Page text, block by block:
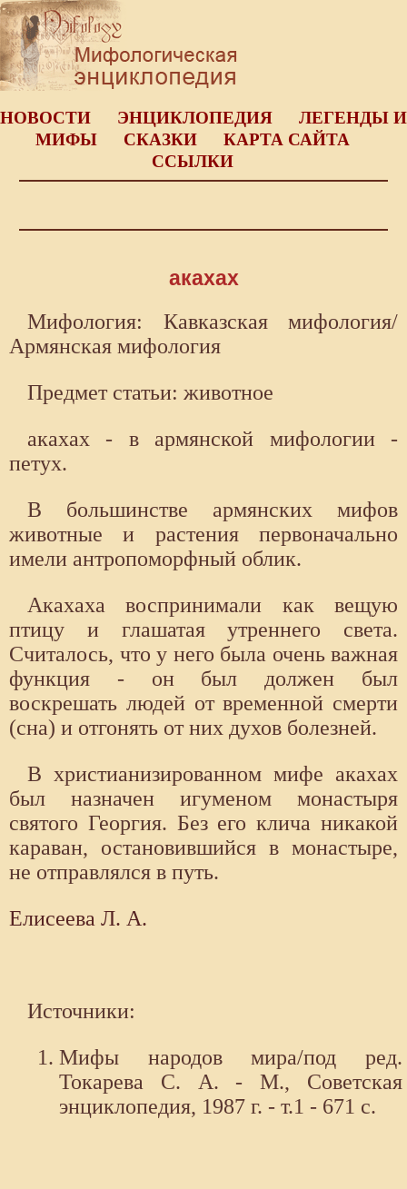
НОВОСТИ ЭНЦИКЛОПЕДИЯ
ЛЕГЕНДЫ И
МИФЫ
СКАЗКИ
КАРТА САЙТА
ССЫЛКИ
акахах
Мифология: Кавказская мифология/
Армянская мифология
Предмет статьи: животное
акахах - в армянской мифологии -
петух.
В большинстве армянских мифов
животные и растения первоначально
имели антропоморфный облик.
Акахаха воспринимали как вещую
птицу и глашатая утреннего света.
Считалось, что у него была очень важная
функция - он был должен был
воскрешать людей от временной смерти
(сна) и отгонять от них духов болезней.
В христианизированном мифе акахах
был назначен игуменом монастыря
святого Георгия. Без его клича никакой
караван, остановившийся в монастыре,
не отправлялся в путь.
Елисеева Л. А.
Источники:
Мифы народов мира/под ред.
Токарева С. А. - М., Советская
энциклопедия, 1987 г. - т.1 - 671 с.